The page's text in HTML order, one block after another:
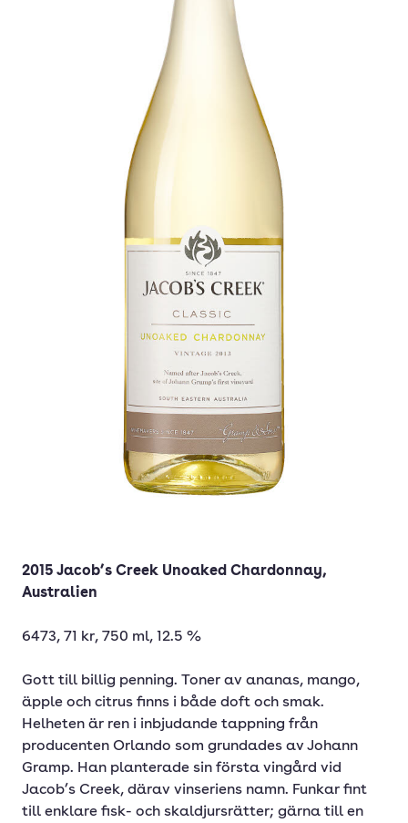
2015 Jacob’s Creek Unoaked Chardonnay,
Australien
6473, 71 kr, 750 ml, 12.5 %
Gott till billig penning. Toner av ananas, mango,
äpple och citrus finns i både doft och smak.
Helheten är ren i inbjudande tappning från
producenten Orlando som grundades av Johann
Gramp. Han planterade sin första vingård vid
Jacob’s Creek, därav vinseriens namn. Funkar fint
till enklare fisk- och skaldjursrätter; gärna till en